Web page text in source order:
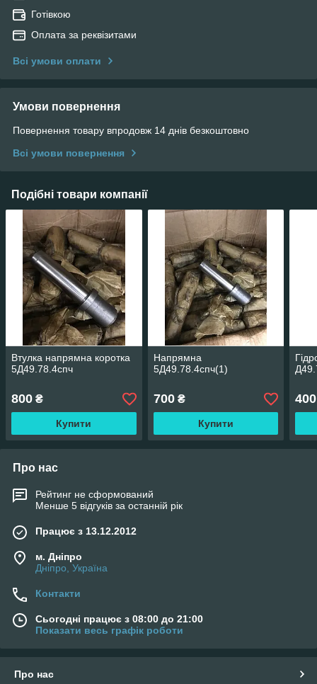
Готівкою
Оплата за реквізитами
Всі умови оплати
Умови повернення
Повернення товару впродовж 14 днів безкоштовно
Всі умови повернення
Подібні товари компанії
Втулка напрямна коротка
5Д49.78.4спч
800 ₴
Купити
Напрямна
5Д49.78.4спч(1)
700₴
Купити
400
Про нас
Рейтинг не сформований
Менше 5 відгуків за останній рік
Працює з 13.12.2012
м. Дніпро
Дніпро, Україна
Контакти
Сьогодні працює з 08:00 до 21:00
Показати весь графік роботи
Про нас